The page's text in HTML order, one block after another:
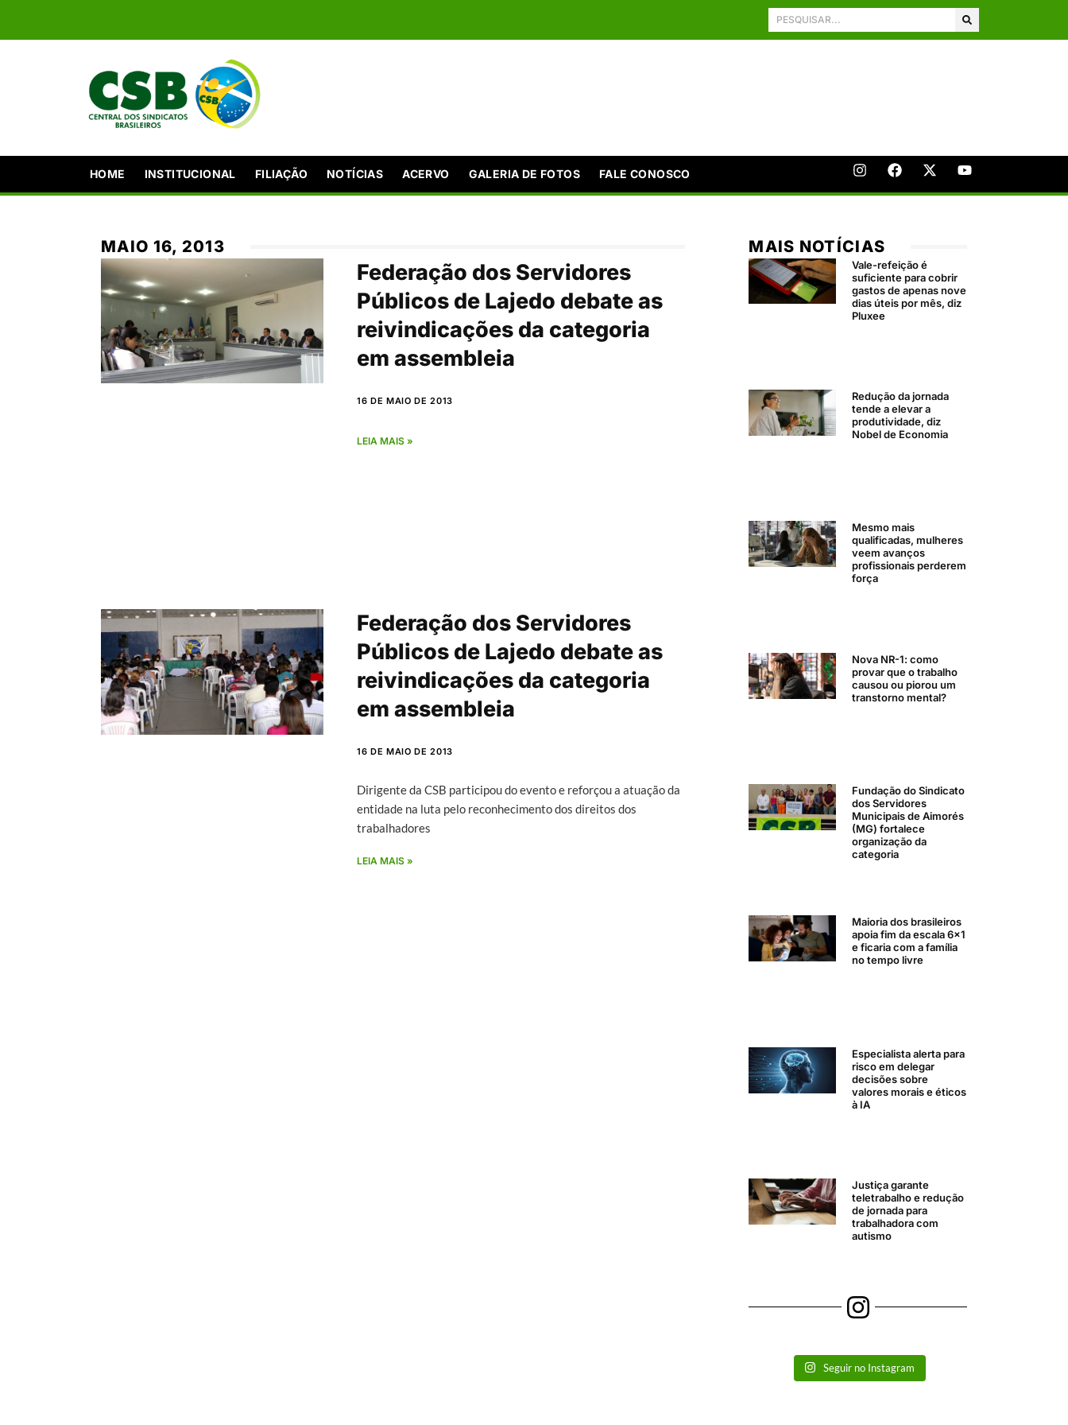
HOME INSTITUCIONAL FILIAÇÃO NOTÍCIAS ACERVO GALERIA DE FOTOS FALE CONOSCO
MAIO 16, 2013
Federação dos Servidores
Públicos de Lajedo debate as
reivindicações da categoria
em assembleia
16 DE MAIO DE 2013
LEIA MAIS »
Federação dos Servidores
Públicos de Lajedo debate as
reivindicações da categoria
em assembleia
16 DE MAIO DE 2013
Dirigente da CSB participou do evento e reforçou a atuação da
entidade na luta pelo reconhecimento dos direitos dos
trabalhadores
LEIA MAIS »
MAIS NOTÍCIAS
Vale-refeição é
suficiente para cobrir
gastos de apenas nove
dias úteis por mês, diz
Pluxee
Redução da jornada
tende a elevar a
produtividade, diz
Nobel de Economia
Mesmo mais
qualificadas, mulheres
veem avanços
profissionais perderem
força
Nova NR-1: como
provar que o trabalho
causou ou piorou um
transtorno mental?
Fundação do Sindicato
dos Servidores
Municipais de Aimorés
(MG) fortalece
organização da
categoria
Maioria dos brasileiros
apoia fim da escala 6×1
e ficaria com a família
no tempo livre
Especialista alerta para
risco em delegar
decisões sobre
valores morais e éticos
à IA
Justiça garante
teletrabalho e redução
de jornada para
trabalhadora com
autismo
Seguir no Instagram